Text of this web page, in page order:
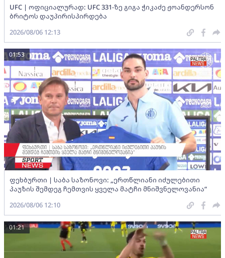
UFC | ოფიციალურად: UFC 331-ზე გიგა ჭიკაძე ჟოანდერსონ
ბრიტოს დაუპირისპირდება
2026/08/06 12:13
ფეხბურთი | საბა საზონოვი: „ერთწლიანი იძულებითი
პაუზის შემდეგ ჩემთვის ყველა მატჩი მნიშვნელოვანია“
01:53
2026/08/06 12:10
01:21